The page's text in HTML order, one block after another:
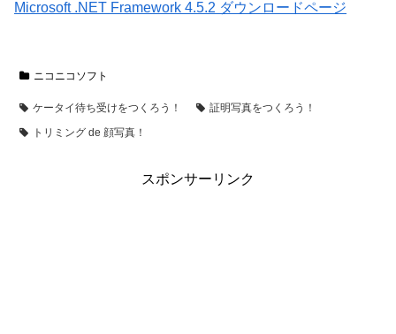
Microsoft .NET Framework 4.5.2 ダウンロードページ
ニコニコソフト
ケータイ待ち受けをつくろう！
証明写真をつくろう！
トリミング de 顔写真！
スポンサーリンク